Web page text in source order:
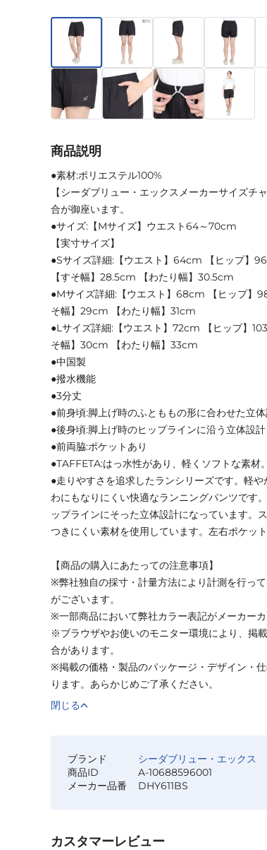
商品説明
●素材:ポリエステル100%
【シーダブリュー・エックスメーカーサイズ
合が御座います。
●サイズ:【Mサイズ】ウエスト64～70cm
【実寸サイズ】
●Sサイズ詳細:【ウエスト】64cm 【ヒップ】
【すそ幅】28.5cm 【わたり幅】30.5cm
●Mサイズ詳細:【ウエスト】68cm 【ヒップ】
そ幅】29cm 【わたり幅】31cm
●Lサイズ詳細:【ウエスト】72cm 【ヒップ】
そ幅】30cm 【わたり幅】33cm
●中国製
●撥水機能
●3分丈
●前身頃:脚上げ時のふとももの形に合わせた立
●後身頃:脚上げ時のヒップラインに沿う立体設計
●前両脇:ポケットあり
●TAFFETA:はっ水性があり、軽くソフトな素材
●走りやすさを追求したランシリーズです。軽
わにもなりにくい快適なランニングパンツです
ップラインにそった立体設計になっています。
つきにくい素材を使用しています。左右ポケット
【商品の購入にあたっての注意事項】
※弊社独自の採寸・計量方法により計測を行っ
がございます。
※一部商品において弊社カラー表記がメーカー
※ブラウザやお使いのモニター環境により、掲
合があります。
※掲載の価格・製品のパッケージ・デザイン・
ります。あらかじめご了承ください。
閉じる
ブランド
シーダブリュー・エックス
商品ID
A-10688596001
メーカー品番
DHY611BS
カスタマーレビュー